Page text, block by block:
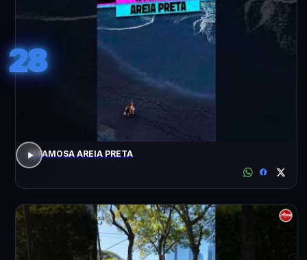
28
A FAMOSA AREIA PRETA